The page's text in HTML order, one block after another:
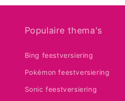
Populaire thema's
Bing feestversiering
Pokémon feestversiering
Sonic feestversiering